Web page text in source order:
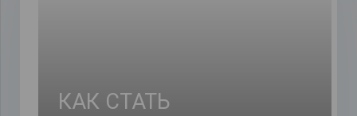
КАК СТАТЬ